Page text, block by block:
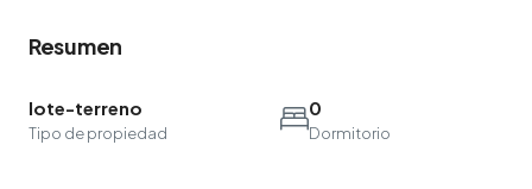
Resumen
lote-terreno
Tipo de propiedad
0
Dormitorio